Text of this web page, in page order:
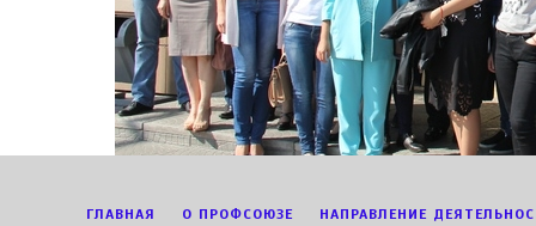
ГЛАВНАЯ О ПРОФСОЮЗЕ НАПРАВЛЕНИЕ